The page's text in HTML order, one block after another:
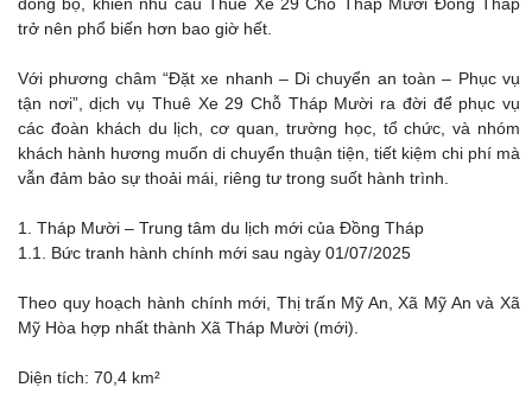
đồng bộ, khiến nhu cầu Thuê Xe 29 Chỗ Tháp Mười Đồng Tháp
trở nên phổ biến hơn bao giờ hết.
Với phương châm “Đặt xe nhanh – Di chuyển an toàn – Phục vụ
tận nơi”, dịch vụ Thuê Xe 29 Chỗ Tháp Mười ra đời để phục vụ
các đoàn khách du lịch, cơ quan, trường học, tổ chức, và nhóm
khách hành hương muốn di chuyển thuận tiện, tiết kiệm chi phí mà
vẫn đảm bảo sự thoải mái, riêng tư trong suốt hành trình.
1. Tháp Mười – Trung tâm du lịch mới của Đồng Tháp
1.1. Bức tranh hành chính mới sau ngày 01/07/2025
Theo quy hoạch hành chính mới, Thị trấn Mỹ An, Xã Mỹ An và Xã
Mỹ Hòa hợp nhất thành Xã Tháp Mười (mới).
Diện tích: 70,4 km²